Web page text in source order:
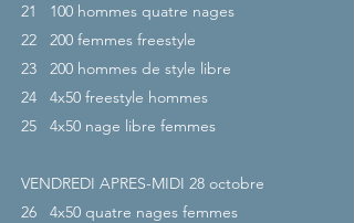
21
100 hommes quatre nages
22
200 femmes freestyle
23
200 hommes de style libre
24
4x50 freestyle hommes
25
4x50 nage libre femmes
VENDREDI APRES-MIDI 28 octobre
26
4x50 quatre nages femmes